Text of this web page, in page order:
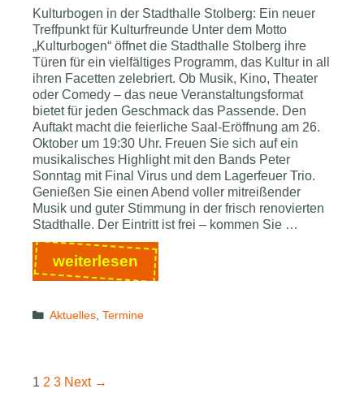
Kulturbogen in der Stadthalle Stolberg: Ein neuer
Treffpunkt für Kulturfreunde Unter dem Motto
„Kulturbogen“ öffnet die Stadthalle Stolberg ihre
Türen für ein vielfältiges Programm, das Kultur in all
ihren Facetten zelebriert. Ob Musik, Kino, Theater
oder Comedy – das neue Veranstaltungsformat
bietet für jeden Geschmack das Passende. Den
Auftakt macht die feierliche Saal-Eröffnung am 26.
Oktober um 19:30 Uhr. Freuen Sie sich auf ein
musikalisches Highlight mit den Bands Peter
Sonntag mit Final Virus und dem Lagerfeuer Trio.
Genießen Sie einen Abend voller mitreißender
Musik und guter Stimmung in der frisch renovierten
Stadthalle. Der Eintritt ist frei – kommen Sie …
weiterlesen Kulturbogen
in
Stadthalle
Categories
Aktuelles ,Termine
Post
1 2 3 Next →